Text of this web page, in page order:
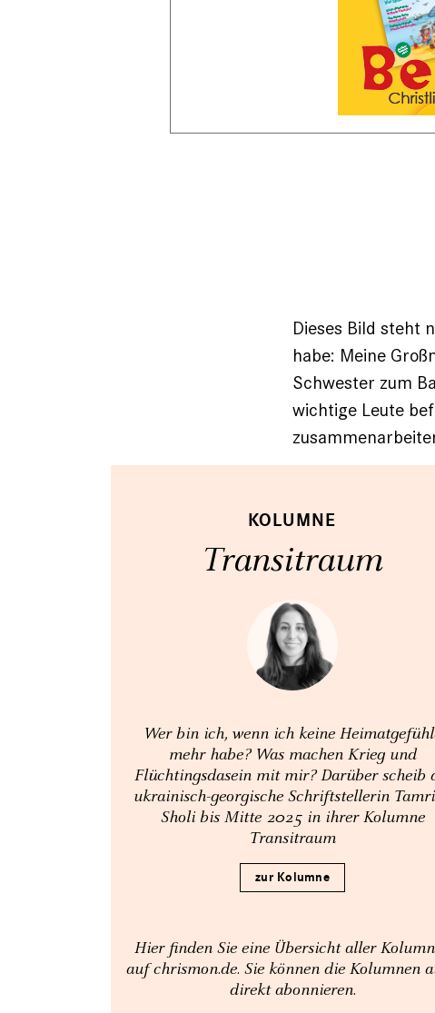
Dieses Bild steht
habe: Meine
Schwester zum
wichtige Leute
KOLUMNE
Transitraum
Wer bin ich, wenn ich keine
mehr habe? Was machen Krieg und
Flüchtingsdasein mit mir? Darüber scheib
ukrainisch-georgische Schriftstellerin
Sholi bis Mitte 2025 in ihrer Kolumne
Transitraum
zur Kolumne
Hier finden Sie eine Übersicht aller
auf chrismon.de. Sie können die Kolumnen
direkt abonnieren.